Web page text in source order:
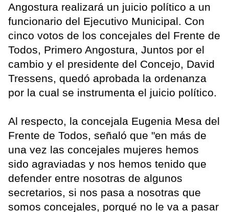
Angostura realizará un juicio político a un
funcionario del Ejecutivo Municipal. Con
cinco votos de los concejales del Frente de
Todos, Primero Angostura, Juntos por el
cambio y el presidente del Concejo, David
Tressens, quedó aprobada la ordenanza
por la cual se instrumenta el juicio político.
Al respecto, la concejala Eugenia Mesa del
Frente de Todos, señaló que "en más de
una vez las concejales mujeres hemos
sido agraviadas y nos hemos tenido que
defender entre nosotras de algunos
secretarios, si nos pasa a nosotras que
somos concejales, porqué no le va a pasar